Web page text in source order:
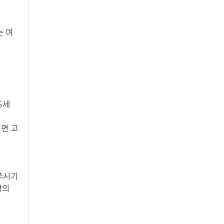
여
고
기